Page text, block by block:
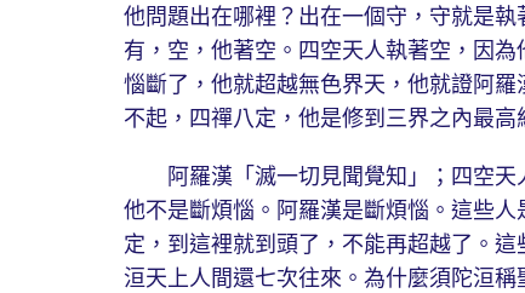
他問題出在哪裡？出在一個守，守就是
有，空，他著空。四空天人執著空，因
惱斷了，他就超越無色界天，他就證阿
不起，四禪八定，他是修到三界之內最
阿羅漢「滅一切見聞覺知」；四空天
他不是斷煩惱。阿羅漢是斷煩惱。這些
定，到這裡就到頭了，不能再超越了。
洹天上人間還七次往來。為什麼須陀洹